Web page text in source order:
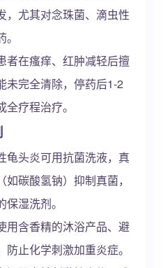
，尤其对念珠菌、滴虫性
者在瘙痒、红肿减轻后擅
未完全清除，停药后1-2
疗程治疗。
龟头炎可用抗菌洗液，真
碳酸氢钠）抑制真菌，
湿洗剂。
用含香精的沐浴产品、避
止化学刺激加重炎症。